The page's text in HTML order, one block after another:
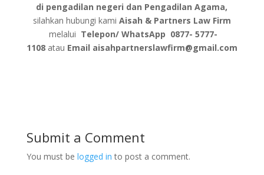
di pengadilan negeri dan Pengadilan Agama,
silahkan hubungi kami Aisah & Partners Law Firm
melalui Telepon/ WhatsApp 0877- 5777-
1108atau Email aisahpartnerslawfirm@gmail.com
Submit a Comment
You must be logged in to post a comment.